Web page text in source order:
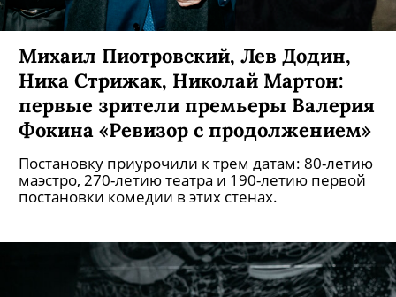
Михаил Пиотровский, Лев Додин,
Ника Стрижак, Николай Мартон:
первые зрители премьеры Валерия
Фокина «Ревизор с продолжением»
Постановку приурочили к трем датам: 80-летию
маэстро, 270-летию театра и 190-летию первой
постановки комедии в этих стенах.